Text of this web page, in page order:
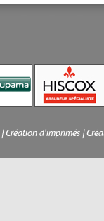
|Création d'imprimés |